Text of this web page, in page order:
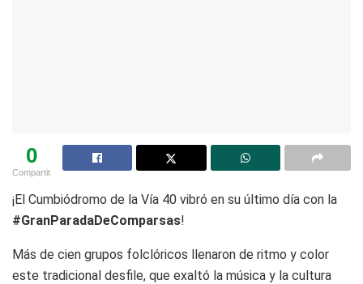
0
Compartit
¡El Cumbiódromo de la Vía 40 vibró en su último día con la
#GranParadaDeComparsas!
Más de cien grupos folclóricos llenaron de ritmo y color
este tradicional desfile, que exaltó la música y la cultura